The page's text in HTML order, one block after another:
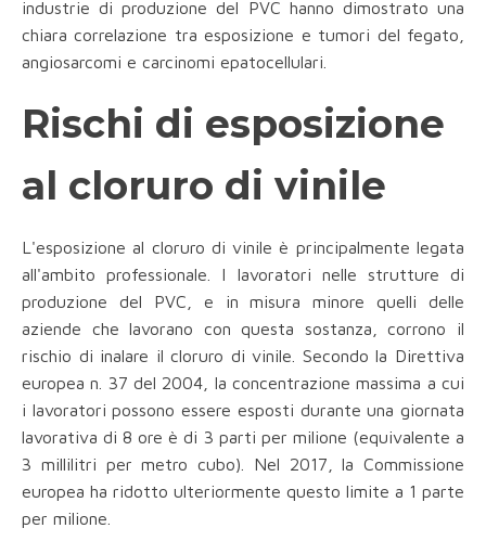
industrie di produzione del PVC hanno dimostrato una
chiara correlazione tra esposizione e tumori del fegato,
angiosarcomi e carcinomi epatocellulari.
Rischi di esposizione
al cloruro di vinile
L'esposizione al cloruro di vinile è principalmente legata
all'ambito professionale. I lavoratori nelle strutture di
produzione del PVC, e in misura minore quelli delle
aziende che lavorano con questa sostanza, corrono il
rischio di inalare il cloruro di vinile. Secondo la Direttiva
europea n. 37 del 2004, la concentrazione massima a cui
i lavoratori possono essere esposti durante una giornata
lavorativa di 8 ore è di 3 parti per milione (equivalente a
3 millilitri per metro cubo). Nel 2017, la Commissione
europea ha ridotto ulteriormente questo limite a 1 parte
per milione.